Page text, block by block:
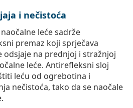
i nečistoća
leće sadrže
premaz koji sprječava
odsjaje na prednjoj i stražnjoj
leće. Antirefleksni sloj
leću od ogrebotina i
nečistoća, tako da se naočale